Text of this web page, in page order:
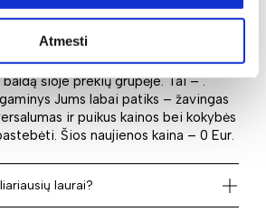
Atmesti
pasiūlymų? Tuomet atkreipkite
šioje prekių grupėje. Tai – .
Jums labai patiks – žavingas
ir puikus kainos bei kokybės
Šios naujienos kaina – 0 Eur.
laurai?